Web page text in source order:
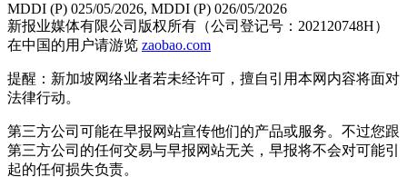
MDDI (P) 025/05/2026, MDDI (P) 026/05/2026
新报业媒体有限公司版权所有（公司登记号：202120748H）
在中国的用户请游览 zaobao.com
提醒：新加坡网络业者若未经许可，擅自引用本网内容将面对
法律行动。
第三方公司可能在早报网站宣传他们的产品或服务。不过您跟
第三方公司的任何交易与早报网站无关，早报将不会对可能引
起的任何损失负责。